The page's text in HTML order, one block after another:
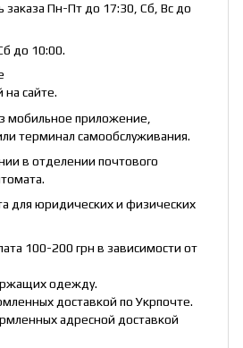
заказа Пн-Пт до 17:30, Сб, Вс до
до 10:00.
на сайте.
мобильное приложение,
терминал самообслуживания.
в отделении почтового
для юридических и физических
100-200 грн в зависимости от
одежду.
доставкой по Укрпочте.
адресной доставкой